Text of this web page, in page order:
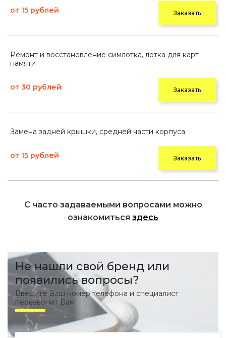
от 15 рублей Заказать
Ремонт и восстановление симлотка, лотка для карт
памяти
от 30 рублей Заказать
Замена задней крышки, средней части корпуса
от 15 рублей Заказать
С часто задаваемыми вопросами можно
ознакомиться здесь
Не нашли свой бренд или
появились вопросы?
Введите Ваш номер телефона и специалист
перезвонит Вам